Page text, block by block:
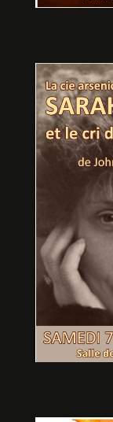
ENFIN
De Bruno